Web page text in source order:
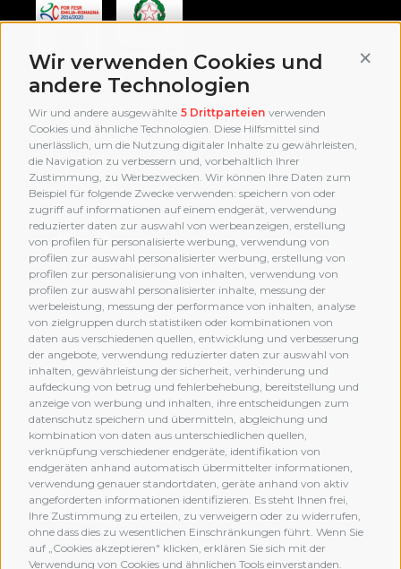
Wir verwenden Cookies und
andere Technologien
Wir und andere ausgewählte 5 Drittparteien verwenden
Cookies und ähnliche Technologien. Diese Hilfsmittel sind
unerlässlich, um die Nutzung digitaler Inhalte zu gewährleisten,
die Navigation zu verbessern und, vorbehaltlich Ihrer
Zustimmung, zu Werbezwecken. Wir können Ihre Daten zum
Beispiel für folgende Zwecke verwenden: speichern von oder
zugriff auf informationen auf einem endgerät, verwendung
reduzierter daten zur auswahl von werbeanzeigen, erstellung
von profilen für personalisierte werbung, verwendung von
profilen zur auswahl personalisierter werbung, erstellung von
profilen zur personalisierung von inhalten, verwendung von
profilen zur auswahl personalisierter inhalte, messung der
werbeleistung, messung der performance von inhalten, analyse
von zielgruppen durch statistiken oder kombinationen von
daten aus verschiedenen quellen, entwicklung und verbesserung
der angebote, verwendung reduzierter daten zur auswahl von
inhalten, gewährleistung der sicherheit, verhinderung und
aufdeckung von betrug und fehlerbehebung, bereitstellung und
anzeige von werbung und inhalten, ihre entscheidungen zum
datenschutz speichern und übermitteln, abgleichung und
kombination von daten aus unterschiedlichen quellen,
verknüpfung verschiedener endgeräte, identifikation von
endgeräten anhand automatisch übermittelter informationen,
verwendung genauer standortdaten, geräte anhand von aktiv
angeforderten informationen identifizieren. Es steht Ihnen frei,
Ihre Zustimmung zu erteilen, zu verweigern oder zu widerrufen,
ohne dass dies zu wesentlichen Einschränkungen führt. Wenn Sie
auf „Cookies akzeptieren" klicken, erklären Sie sich mit der
Verwendung von Cookies und ähnlichen Tools einverstanden.
AWARD
MEMBERSHIP